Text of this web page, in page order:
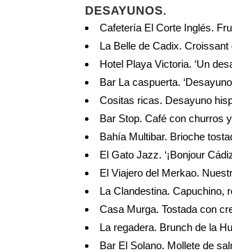
DESAYUNOS.
Cafetería El Corte Inglés.
La Belle de Cadix.
Hotel Playa Victoria. ‘Un
Bar La caspuerta.
Cositas ricas. Desayuno
Bar Stop. Café con churros
Bahía Multibar. Brioche
El Gato Jazz. ‘¡Bonjour
El Viajero del Merkao.
La Clandestina. Capuchino,
Casa Murga. Tostada con
La regadera. Brunch de la
Bar El Solano. Mollete de